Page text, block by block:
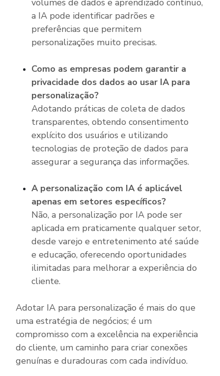
a IA pode identificar padrões e
preferências que permitem
personalizações muito precisas.
Como as empresas podem garantir a
privacidade dos dados ao usar IA para
personalização?
Adotando práticas de coleta de dados
transparentes, obtendo consentimento
explícito dos usuários e utilizando
tecnologias de proteção de dados para
assegurar a segurança das informações.
A personalização com IA é aplicável
apenas em setores específicos?
Não, a personalização por IA pode ser
aplicada em praticamente qualquer setor,
desde varejo e entretenimento até saúde
e educação, oferecendo oportunidades
ilimitadas para melhorar a experiência do
cliente.
Adotar IA para personalização é mais do que
uma estratégia de negócios; é um
compromisso com a excelência na experiência
do cliente, um caminho para criar conexões
genuínas e duradouras com cada indivíduo.